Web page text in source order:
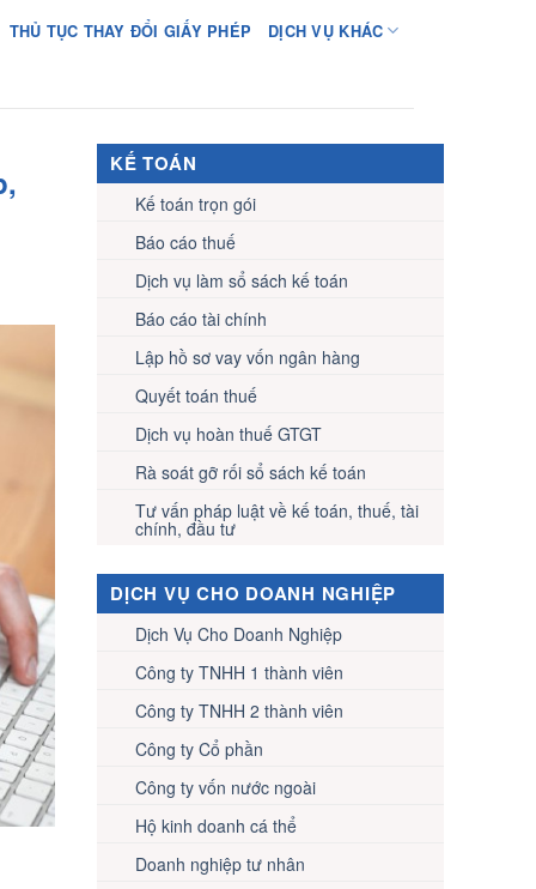
THỦ TỤC THAY ĐỔI GIẤY PHÉP DỊCH VỤ KHÁC
KẾ TOÁN
Kế toán trọn gói
Báo cáo thuế
Dịch vụ làm sổ sách kế toán
Báo cáo tài chính
Lập hồ sơ vay vốn ngân hàng
Quyết toán thuế
Dịch vụ hoàn thuế GTGT
Rà soát gỡ rối sổ sách kế toán
Tư vấn pháp luật về kế toán, thuế, tài
chính, đầu tư
DỊCH VỤ CHO DOANH NGHIỆP
Dịch Vụ Cho Doanh Nghiệp
Công ty TNHH 1 thành viên
Công ty TNHH 2 thành viên
Công ty Cổ phần
Công ty vốn nước ngoài
Hộ kinh doanh cá thể
Doanh nghiệp tư nhân